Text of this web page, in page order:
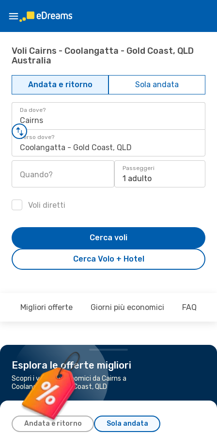
Voli Cairns - Coolangatta - Gold Coast, QLD
Australia
Andata e ritorno Sola andata
Da dove?
Cairns
Verso dove?
Coolangatta - Gold Coast, QLD
Quando?
Passeggeri
1 adulto
Voli diretti
Cerca Volo + Hotel
Cerca voli
Migliori offerte Giorni più economici FAQ
Esplora le offerte migliori
Scopri i voli più economici da Cairns a
Coolangatta - Gold Coast, QLD
Andata e ritorno Sola andata